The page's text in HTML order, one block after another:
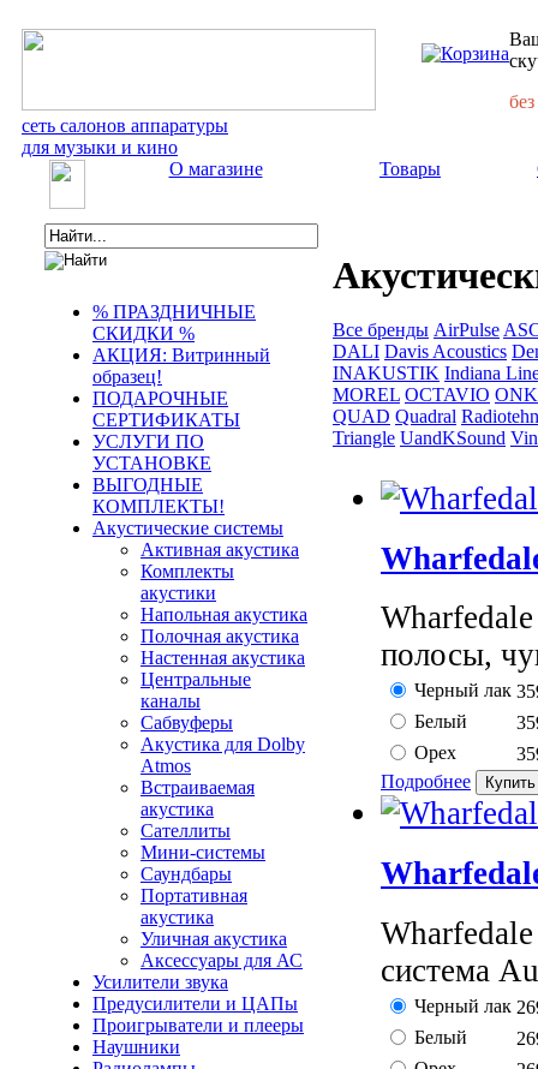
сеть салонов аппаратуры
для музыки и кино
О магазине Товары
% ПРАЗДНИЧНЫЕ
СКИДКИ %
АКЦИЯ: Витринный
образец!
ПОДАРОЧНЫЕ
СЕРТИФИКАТЫ
УСЛУГИ ПО
УСТАНОВКЕ
ВЫГОДНЫЕ
КОМПЛЕКТЫ!
Акустические системы
Активная акустика
Комплекты
акустики
Напольная акустика
Полочная акустика
Настенная акустика
Центральные
каналы
Сабвуферы
Акустика для Dolby
Atmos
Встраиваемая
акустика
Сателлиты
Мини-системы
Саундбары
Портативная
акустика
Уличная акустика
Аксессуары для АС
Усилители звука
Предусилители и ЦАПы
Проигрыватели и плееры
Наушники
Все бренды AirPulse
DALI Davis Acoustics
INAKUSTIK Indiana
MOREL OCTAVIO
QUAD Quadral
Triangle UandKSound
полосы,
Черный лак
Белый
Орех
Подробнее
система
Черный лак
Белый